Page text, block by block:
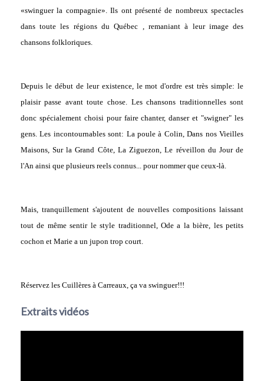
«swinguer la compagnie». Ils ont présenté de nombreux spectacles
dans toute les régions du Québec , remaniant à leur image des
chansons folkloriques.
Depuis le début de leur existence, le mot d'ordre est très simple: le
plaisir passe avant toute chose. Les chansons traditionnelles sont
donc spécialement choisi pour faire chanter, danser et "swigner" les
gens. Les incontournables sont: La poule à Colin, Dans nos Vieilles
Maisons, Sur la Grand Côte, La Ziguezon, Le réveillon du Jour de
l'An ainsi que plusieurs reels connus... pour nommer que ceux-là.
Mais, tranquillement s'ajoutent de nouvelles compositions laissant
tout de même sentir le style traditionnel, Ode a la bière, les petits
cochon et Marie a un jupon trop court.
Réservez les Cuillères à Carreaux, ça va swinguer!!!
Extraits vidéos